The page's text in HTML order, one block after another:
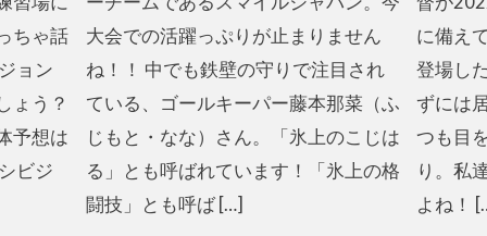
ちゃ話
ョン
ょう？
予想は
ビジ
大会での活躍っぷりが止まりません
ね！！ 中でも鉄壁の守りで注目され
ている、ゴールキーパー藤本那菜（ふ
じもと・なな）さん。「氷上のこじは
る」とも呼ばれています！「氷上の格
闘技」とも呼ば […]
に備え
登場し
ずには
つも目
り。私
よね！